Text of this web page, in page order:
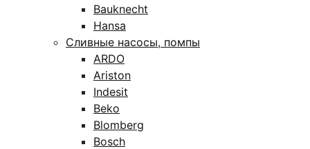
Bauknecht
Hansa
Сливные насосы, помпы
ARDO
Ariston
Indesit
Beko
Blomberg
Bosch